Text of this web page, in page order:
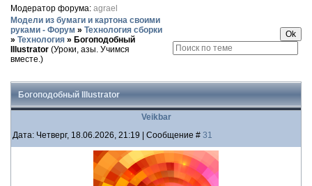
Модератор форума: agrael
Модели из бумаги и картона своими
руками - Форум » Технология сборки
» Технология » Богоподобный
Illustrator (Уроки, азы. Учимся
вместе.)
Богоподобный Illustrator
Veikbar
Дата: Четверг, 18.06.2026, 21:19 | Сообщение # 31